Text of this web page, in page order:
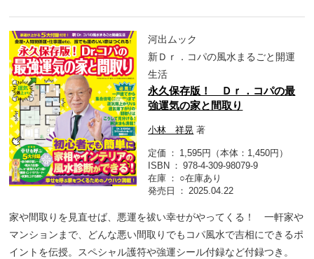
河出ムック
新Ｄｒ．コパの風水まるごと開運
生活
永久保存版！ Ｄｒ．コパの最
強運気の家と間取り
小林 祥晃 著
定価
1,595円（本体：1,450円）
ISBN
978-4-309-98079-9
在庫
○在庫あり
発売日
2025.04.22
家や間取りを見直せば、悪運を祓い幸せがやってくる！ 一軒家や
マンションまで、どんな悪い間取りでもコパ風水で吉相にできるポ
イントを伝授。スペシャル護符や強運シール付録など付録つき。